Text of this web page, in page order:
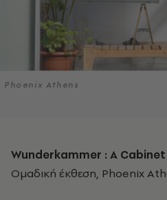
Phoenix Athens
Wunderkammer : A
Ομαδική έκθεση, Phoenix